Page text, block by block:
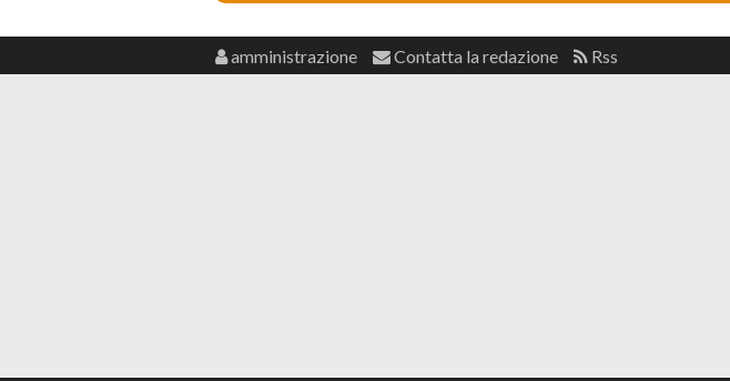
amministrazione Contatta la redazione Rss